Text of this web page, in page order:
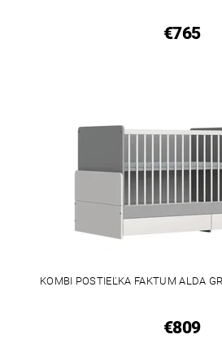
€765
KOMBI POSTIEĽKA FAKTUM ALDA
€809